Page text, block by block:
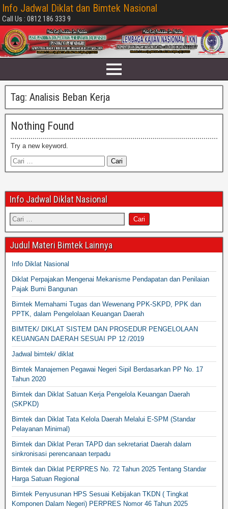
Info Jadwal Diklat dan Bimtek Nasional
Call Us : 0812 186 333 9
Tag: Analisis Beban Kerja
Nothing Found
Try a new keyword.
Info Jadwal Diklat Nasional
Judul Materi Bimtek Lainnya
Info Diklat Nasional
Diklat Perpajakan Mengenai Mekanisme Pendapatan dan Penilaian
Pajak Bumi Bangunan
Bimtek Memahami Tugas dan Wewenang PPK-SKPD, PPK dan
PPTK, dalam Pengelolaan Keuangan Daerah
BIMTEK/ DIKLAT SISTEM DAN PROSEDUR PENGELOLAAN
KEUANGAN DAERAH SESUAI PP 12 /2019
Jadwal bimtek/ diklat
Bimtek Manajemen Pegawai Negeri Sipil Berdasarkan PP No. 17
Tahun 2020
Bimtek dan Diklat Satuan Kerja Pengelola Keuangan Daerah
(SKPKD)
Bimtek dan Diklat Tata Kelola Daerah Melalui E-SPM (Standar
Pelayanan Minimal)
Bimtek dan Diklat Peran TAPD dan sekretariat Daerah dalam
sinkronisasi perencanaan terpadu
Bimtek dan Diklat PERPRES No. 72 Tahun 2025 Tentang Standar
Harga Satuan Regional
Bimtek Penyusunan HPS Sesuai Kebijakan TKDN ( Tingkat
Komponen Dalam Negeri) PERPRES Nomor 46 Tahun 2025